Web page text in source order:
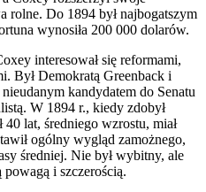
rolne. Do 1894 był najbogatszym
wynosiła 200 000 dolarów.
interesował się reformami,
Był Demokratą Greenback i
kandydatem do Senatu
W 1894 r., kiedy zdobył
lat, średniego wzrostu, miał
ogólny wygląd zamożnego,
średniej. Nie był wybitny, ale
i szczerością.